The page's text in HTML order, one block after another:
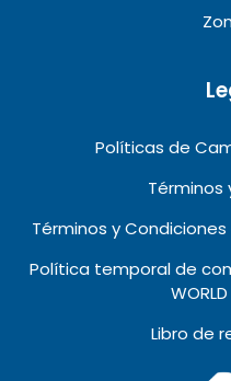
Políticas de
Términos
Términos y
Política temporal de
Libro de